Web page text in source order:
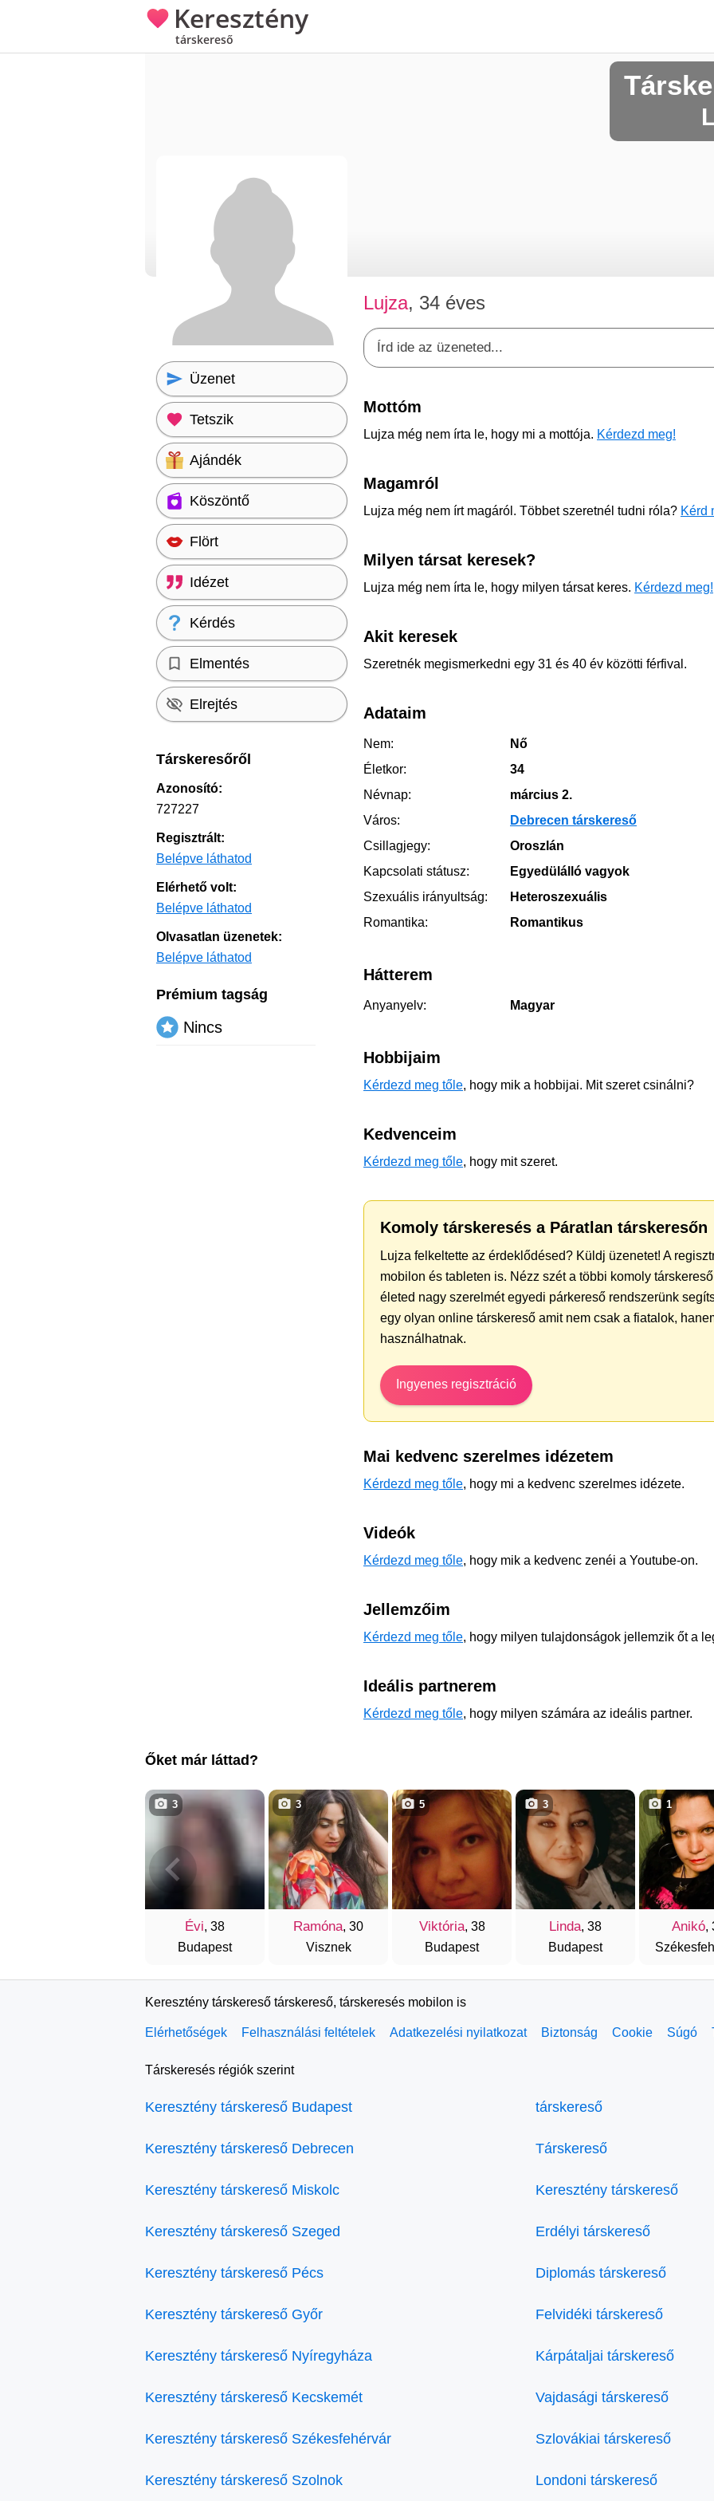
Keresztény
társkereső
Lujza, 34 éves
Mottóm
Lujza még nem írta le, hogy mi a mottója. Kérdezd meg!
Magamról
Lujza még nem írt magáról. Többet szeretnél tudni róla? Kérd
Milyen társat keresek?
Lujza még nem írta le, hogy milyen társat keres. Kérdezd meg!
Akit keresek
Szeretnék megismerkedni egy 31 és 40 év közötti férfival.
Adataim
Nem:
Nő
Életkor:
34
Névnap:
március 2.
Város:
Debrecen társkereső
Csillagjegy:
Oroszlán
Kapcsolati státusz:
Egyedülálló vagyok
Szexuális irányultság:
Heteroszexuális
Romantika:
Romantikus
Hátterem
Anyanyelv: Magyar
Hobbijaim
Kérdezd meg tőle, hogy mik a hobbijai. Mit szeret csinálni?
Kedvenceim
Kérdezd meg tőle, hogy mit szeret.
Komoly társkeresés a Páratlan társkeresőn
Lujza felkeltette az érdeklődésed? Küldj üzenetet! A
mobilon és tableten is. Nézz szét a többi komoly
életed nagy szerelmét egyedi párkereső rendszerünk
egy olyan online társkereső amit nem csak a fiatalok,
használhatnak.
Ingyenes regisztráció
Mai kedvenc szerelmes idézetem
Kérdezd meg tőle, hogy mi a kedvenc szerelmes idézete.
Videók
Kérdezd meg tőle, hogy mik a kedvenc zenéi a Youtube-on.
Jellemzőim
Kérdezd meg tőle, hogy milyen tulajdonságok jellemzik őt a
Ideális partnerem
Kérdezd meg tőle, hogy milyen számára az ideális partner.
Üzenet
Tetszik
Ajándék
Köszöntő
Flört
Idézet
Kérdés
Elmentés
Elrejtés
Társkeresőről
Azonosító:
727227
Regisztrált:
Belépve láthatod
Elérhető volt:
Belépve láthatod
Olvasatlan üzenetek:
Belépve láthatod
Prémium tagság
Nincs
Őket már láttad?
Évi, 38
Budapest
3
Ramóna, 30
Visznek
3
Viktória, 38
Budapest
5
Linda, 38
Budapest
3
Anikó,
1
Keresztény társkereső társkereső, társkeresés mobilon is
Elérhetőségek Felhasználási feltételek Adatkezelési nyilatkozat Biztonság Cookie Súgó
Társkeresés régiók szerint
Keresztény társkereső Budapest
Keresztény társkereső Debrecen
Keresztény társkereső Miskolc
Keresztény társkereső Szeged
Keresztény társkereső Pécs
Keresztény társkereső Győr
Keresztény társkereső Nyíregyháza
Keresztény társkereső Kecskemét
Keresztény társkereső Székesfehérvár
Keresztény társkereső Szolnok
társkereső
Társkereső
Keresztény társkereső
Erdélyi társkereső
Diplomás társkereső
Felvidéki társkereső
Kárpátaljai társkereső
Vajdasági társkereső
Szlovákiai társkereső
Londoni társkereső